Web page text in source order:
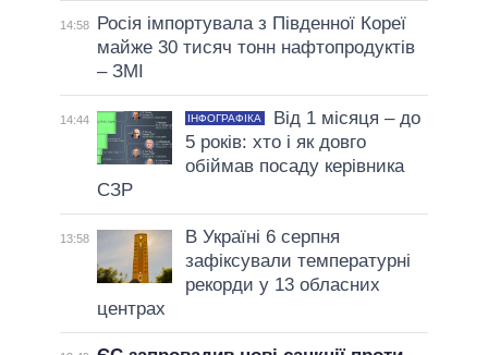
14:58
Росія імпортувала з Південної Кореї
майже 30 тисяч тонн нафтопродуктів
– ЗМІ
14:44 ІНФОГРАФІКА
Від 1 місяця – до
5 років: хто і як довго
обіймав посаду керівника
СЗР
13:58
В Україні 6 серпня
зафіксували температурні
рекорди у 13 обласних
центрах